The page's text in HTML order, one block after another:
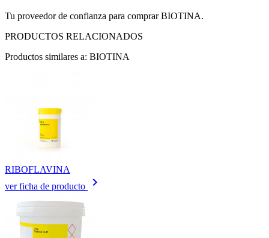
Tu proveedor de confianza para comprar BIOTINA.
PRODUCTOS RELACIONADOS
Productos similares a: BIOTINA
RIBOFLAVINA
ver ficha de producto
keyboard_arrow_right